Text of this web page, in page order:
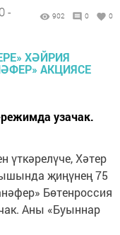
-
902 0 0
узачак.
үткәрелүче, Хәтер
җиңүнең 75
Бөтенроссия
Аны «Буыннар